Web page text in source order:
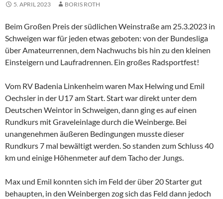
5. APRIL 2023 BORIS ROTH
Beim Großen Preis der südlichen Weinstraße am 25.3.2023 in
Schweigen war für jeden etwas geboten: von der Bundesliga
über Amateurrennen, dem Nachwuchs bis hin zu den kleinen
Einsteigern und Laufradrennen. Ein großes Radsportfest!
Vom RV Badenia Linkenheim waren Max Helwing und Emil
Oechsler in der U17 am Start. Start war direkt unter dem
Deutschen Weintor in Schweigen, dann ging es auf einen
Rundkurs mit Graveleinlage durch die Weinberge. Bei
unangenehmen äußeren Bedingungen musste dieser
Rundkurs 7 mal bewältigt werden. So standen zum Schluss 40
km und einige Höhenmeter auf dem Tacho der Jungs.
Max und Emil konnten sich im Feld der über 20 Starter gut
behaupten, in den Weinbergen zog sich das Feld dann jedoch